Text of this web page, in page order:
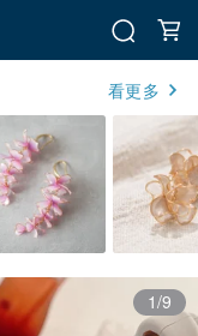
看更多
1/9